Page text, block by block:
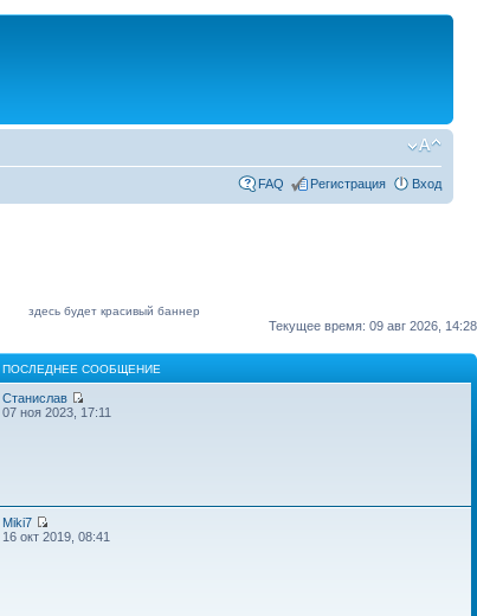
FAQ Регистрация Вход
здесь будет красивый баннер
Текущее время: 09 авг 2026, 14:28
ПОСЛЕДНЕЕ СООБЩЕНИЕ
Станислав
07 ноя 2023, 17:11
Miki7
16 окт 2019, 08:41